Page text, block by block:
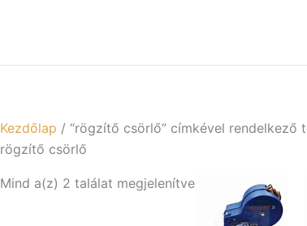
Kezdőlap / “rögzítő csörlő” címkével rendelkező
rögzítő csörlő
Mind a(z) 2 találat megjelenítve